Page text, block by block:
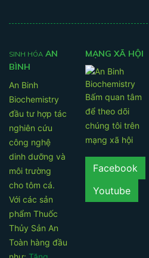
SINH HÓA AN
BÌNH
An Binh
Biochemistry
đầu tư hợp tác
nghiên cứu
công nghệ
dinh dưỡng và
môi trường
cho tôm cá.
Với các sản
phẩm Thuốc
Thủy Sản An
Toàn hàng đầu
MẠNG XÃ HỘI
Bấm quan tâm
để theo dõi
chúng tôi trên
mạng xã hội
Facebook
Youtube